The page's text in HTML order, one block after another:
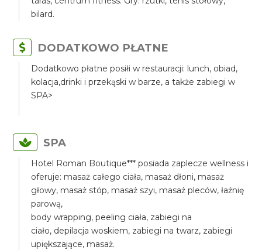
bilard.
DODATKOWO PŁATNE
Dodatkowo płatne posiłi w restauracji: lunch, obiad,
kolacja,drinki i przekąski w barze, a także zabiegi w
SPA>
SPA
Hotel Roman Boutique*** posiada zaplecze wellness i
oferuje: masaż całego ciała, masaż dłoni, masaż
głowy, masaż stóp, masaż szyi, masaż pleców, łaźnię
parową,
body wrapping, peeling ciała, zabiegi na
ciało, depilacja woskiem, zabiegi na twarz, zabiegi
upiększające, masaż.